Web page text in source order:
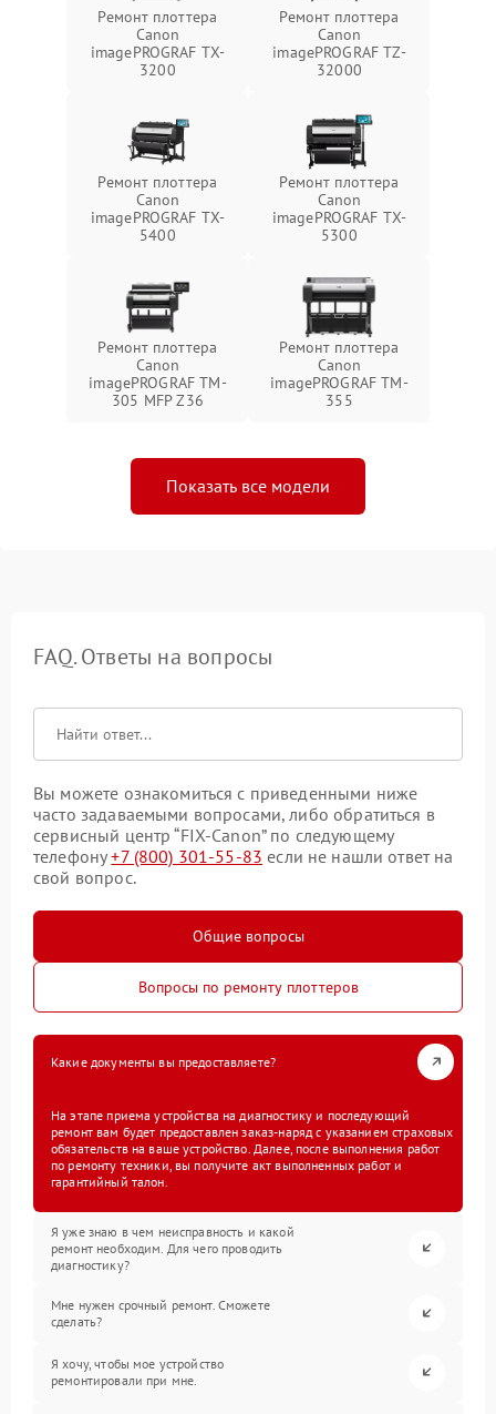
Ремонт плоттера
Canon
imagePROGRAF TX-
3200
Ремонт плоттера
Canon
imagePROGRAF TZ-
32000
Ремонт плоттера
Canon
imagePROGRAF TX-
5400
Ремонт плоттера
Canon
imagePROGRAF TX-
5300
Ремонт плоттера
Canon
imagePROGRAF TM-
305 MFP Z36
Ремонт плоттера
Canon
imagePROGRAF TM-
355
Показать все модели
FAQ. Ответы на вопросы
Вы можете ознакомиться с приведенными ниже
часто задаваемыми вопросами, либо обратиться в
сервисный центр “FIX-Canon” по следующему
телефону+7 (800) 301-55-83 если не нашли ответ на
свой вопрос.
Общие вопросы
Вопросы по ремонту плоттеров
Какие документы вы предоставляете?
На этапе приема устройства на диагностику и последующий
ремонт вам будет предоставлен заказ-наряд с указанием страховых
обязательств на ваше устройство. Далее, после выполнения работ
по ремонту техники, вы получите акт выполненных работ и
гарантийный талон.
Я уже знаю в чем неисправность и какой
ремонт необходим. Для чего проводить
диагностику?
Мне нужен срочный ремонт. Сможете
сделать?
Я хочу, чтобы мое устройство
ремонтировали при мне.